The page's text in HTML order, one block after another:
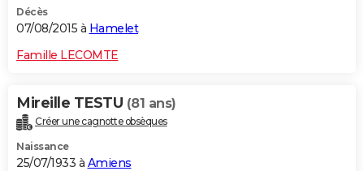
Décès
07/08/2015 à Hamelet
Famille LECOMTE
Mireille TESTU (81 ans)
Créer une cagnotte obsèques
Naissance
25/07/1933 à Amiens